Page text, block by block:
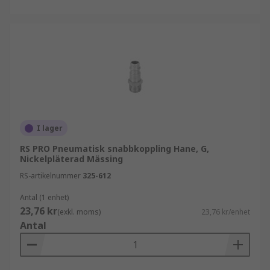
I lager
RS PRO Pneumatisk snabbkoppling Hane, G,
Nickelpläterad Mässing
RS-artikelnummer 325-612
Antal (1 enhet)
23,76 kr(exkl. moms) 23,76 kr/enhet
Antal